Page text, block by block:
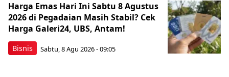
Bisnis
Harga Emas Hari Ini Sabtu 8 Agustus
2026 di Pegadaian Masih Stabil? Cek
Harga Galeri24, UBS, Antam!
Sabtu, 8 Agu 2026 - 09:05